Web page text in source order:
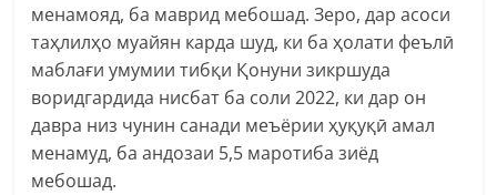
менамояд, ба маврид мебошад. Зеро, дар асоси
таҳлилҳо муайян карда шуд, ки ба ҳолати феълӣ
маблағи умумии тибқи Қонуни зикршуда
воридгардида нисбат ба соли 2022, ки дар он
давра низ чунин санади меъёрии ҳуқуқӣ амал
менамуд, ба андозаи 5,5 маротиба зиёд
мебошад.